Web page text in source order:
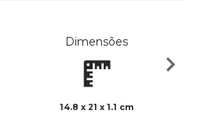
Dimensões
14.8 x 21 x 1.1 cm